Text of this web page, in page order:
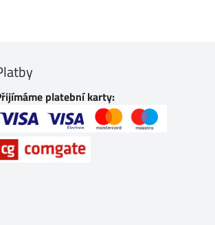
platební karty: